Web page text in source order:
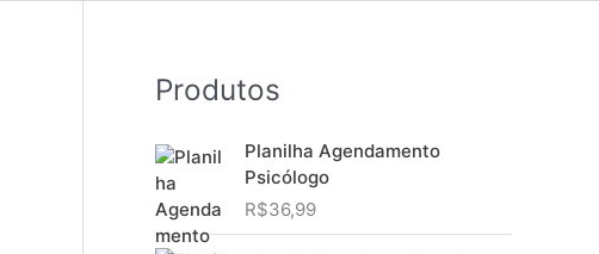
Produtos
Planilha Agendamento
Psicólogo
R$36,99